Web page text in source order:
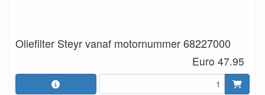
Oliefilter Steyr vanaf motornummer 68227000
Euro 47.95